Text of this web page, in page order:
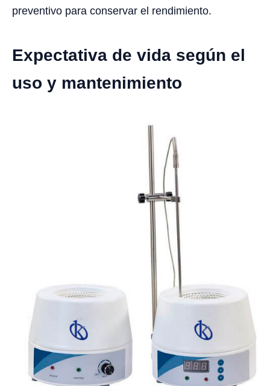
preventivo para conservar el rendimiento.
Expectativa de vida según el
uso y mantenimiento